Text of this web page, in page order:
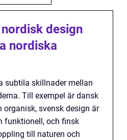
design
nordiska
subtila skillnader mellan
Till exempel är dansk
svensk design är
funktionell, och finsk
till naturen och